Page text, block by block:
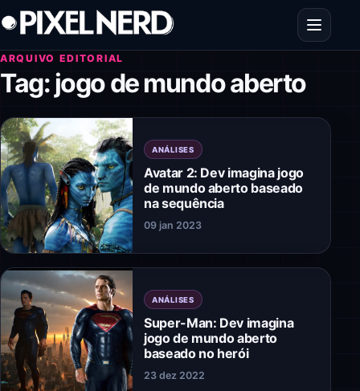
Pular para o conteúdo
Abrir
ARQUIVO EDITORIAL
Tag:jogo de mundo aberto
ANÁLISES
Avatar 2: Dev imagina jogo
de mundo aberto baseado
na sequência
09 jan 2023
ANÁLISES
Super-Man: Dev imagina
jogo de mundo aberto
baseado no herói
23 dez 2022